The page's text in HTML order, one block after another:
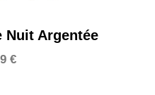
Nuit Argentée
€